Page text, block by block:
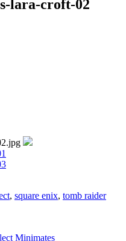
lara-croft-02
, square enix, tomb raider
Minimates